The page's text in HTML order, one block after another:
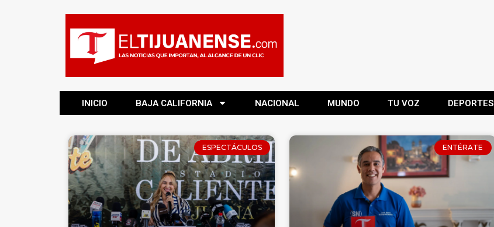
INICIO BAJA CALIFORNIA NACIONAL MUNDO TU VOZ DEPORTES
ESPECTÁCULOS ENTÉRATE